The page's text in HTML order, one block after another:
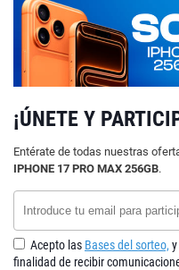
¡ÚNETE Y
Entérate de todas nuestras
IPHONE 17 PRO MAX 256GB.
Acepto las Bases del sorteo,
finalidad de recibir